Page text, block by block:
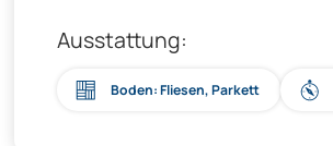
Ausstattung:
Boden: Fliesen, Parkett